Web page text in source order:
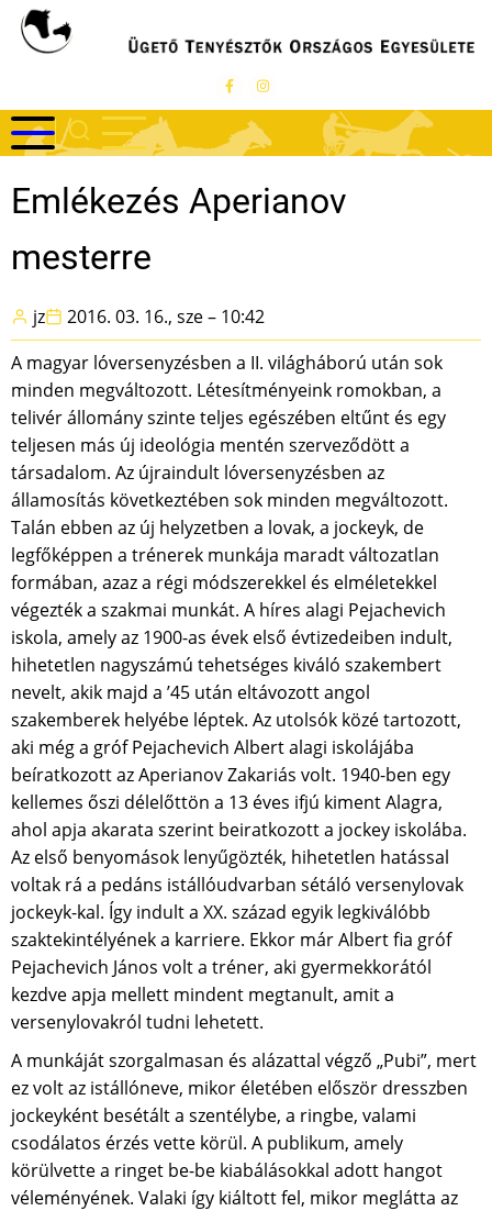
Ugrás
Emlékezés Aperianov
mesterre
jz
2016. 03. 16., sze – 10:42
A magyar lóversenyzésben a II. világháború után sok
minden megváltozott. Létesítményeink romokban, a
telivér állomány szinte teljes egészében eltűnt és egy
teljesen más új ideológia mentén szerveződött a
társadalom. Az újraindult lóversenyzésben az
államosítás következtében sok minden megváltozott.
Talán ebben az új helyzetben a lovak, a jockeyk, de
legfőképpen a trénerek munkája maradt változatlan
formában, azaz a régi módszerekkel és elméletekkel
végezték a szakmai munkát. A híres alagi Pejachevich
iskola, amely az 1900-as évek első évtizedeiben indult,
hihetetlen nagyszámú tehetséges kiváló szakembert
nevelt, akik majd a ’45 után eltávozott angol
szakemberek helyébe léptek. Az utolsók közé tartozott,
aki még a gróf Pejachevich Albert alagi iskolájába
beíratkozott az Aperianov Zakariás volt. 1940-ben egy
kellemes őszi délelőttön a 13 éves ifjú kiment Alagra,
ahol apja akarata szerint beiratkozott a jockey iskolába.
Az első benyomások lenyűgözték, hihetetlen hatással
voltak rá a pedáns istállóudvarban sétáló versenylovak
jockeyk-kal. Így indult a XX. század egyik legkiválóbb
szaktekintélyének a karriere. Ekkor már Albert fia gróf
Pejachevich János volt a tréner, aki gyermekkorától
kezdve apja mellett mindent megtanult, amit a
versenylovakról tudni lehetett.
A munkáját szorgalmasan és alázattal végző „Pubi”, mert
ez volt az istállóneve, mikor életében először dresszben
jockeyként besétált a szentélybe, a ringbe, valami
csodálatos érzés vette körül. A publikum, amely
körülvette a ringet be-be kiabálásokkal adott hangot
véleményének. Valaki így kiáltott fel, mikor meglátta az